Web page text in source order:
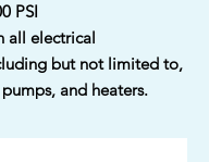
PSI
all electrical
but not limited to,
and heaters.